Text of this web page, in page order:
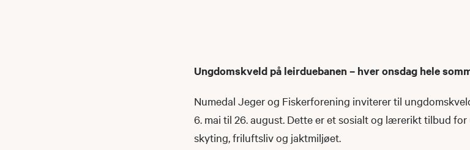
Ungdomskveld på leirduebanen – hver onsdag hele
Numedal Jeger og Fiskerforening inviterer til
6. mai til 26. august. Dette er et sosialt og lærerikt tilbud
skyting, friluftsliv og jaktmiljøet.